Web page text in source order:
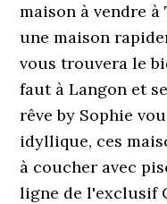
maison à vendre à
une maison
vous trouvera le
faut à Langon et
rêve by Sophie
idyllique, ces
à coucher avec
ligne de l'exclusif